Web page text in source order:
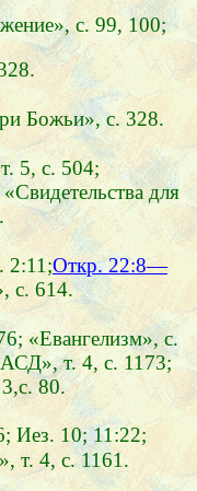
с. 99, 100;
Божьи», с. 328.
5, с. 504;
для
.
2:11;Откр. 22:8—
с. 614.
«Евангелизм», с.
т. 4, с. 1173;
80.
Иез. 10; 11:22;
т. 4, с. 1161.